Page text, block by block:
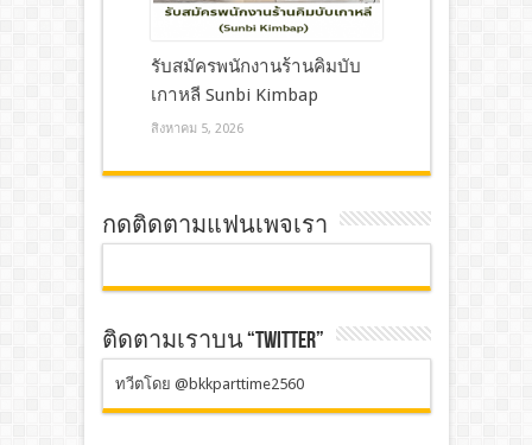
รับสมัครพนักงานร้านคิมบับ
เกาหลี Sunbi Kimbap
สิงหาคม 5, 2026
กดติดตามแฟนเพจเรา
ติดตามเราบน “TWITTER”
ทวีตโดย @bkkparttime2560